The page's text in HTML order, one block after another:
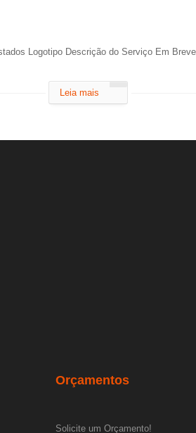
Logotipo Descrição do Serviço Em Breve
Leia mais
Orçamentos
Solicite um Orçamento!